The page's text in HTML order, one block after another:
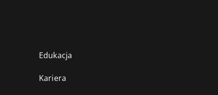
Edukacja
Kariera